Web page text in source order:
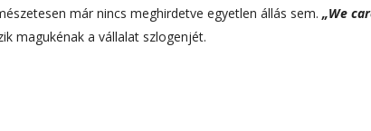
már nincs meghirdetve egyetlen állás sem. „We
magukénak a vállalat szlogenjét.